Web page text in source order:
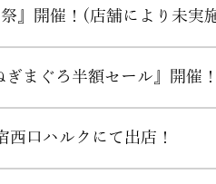
』開催！(店舗により未実
まぐろ半額セール』開催
口ハルクにて出店！